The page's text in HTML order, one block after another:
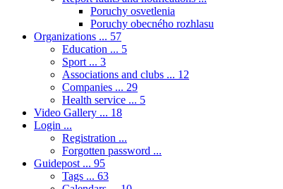
Poruchy osvetlenia
Poruchy obecného rozhlasu
Organizations ... 57
Education ... 5
Sport ... 3
Associations and clubs ... 12
Companies ... 29
Health service ... 5
Video Gallery ... 18
Login ...
Registration ...
Forgotten password ...
Guidepost ... 95
Tags ... 63